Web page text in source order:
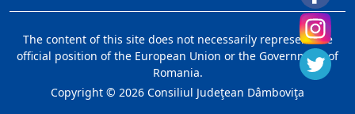
The content of this site does not necessarily represent the
official position of the European Union or the Government of
Romania.
Copyright © 2026 Consiliul Judeţean Dâmboviţa